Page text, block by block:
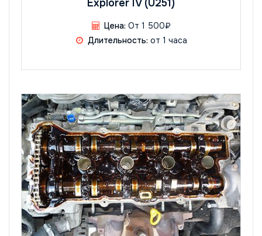
Explorer IV (U251)
Цена: От 1 500₽
Длительность: от 1 часа